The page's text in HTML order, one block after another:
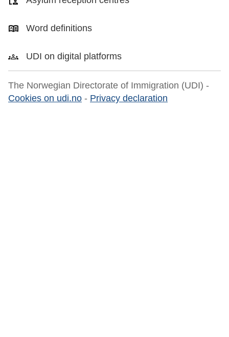
Word definitions
UDI on digital platforms
The Norwegian Directorate of Immigration (UDI) -
Cookies on udi.no - Privacy declaration